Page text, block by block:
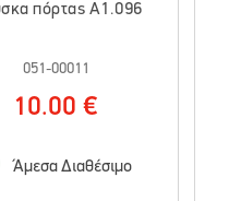
πόρτας A1.096
051-00011
10.00 €
Άμεσα Διαθέσιμο